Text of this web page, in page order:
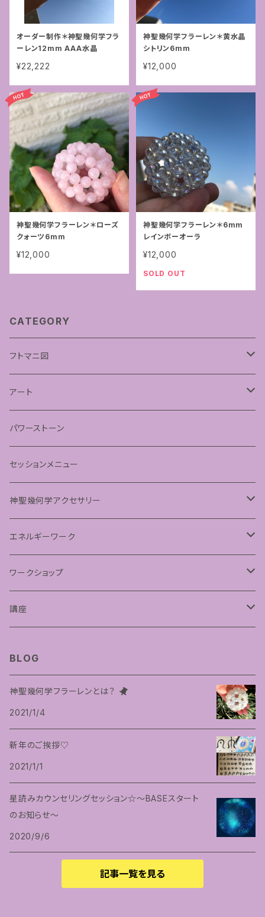
オーダー制作＊神聖幾何学フラ
ーレン12mm AAA水晶
¥22,222
神聖幾何学フラーレン＊黄水晶
シトリン6mm
¥12,000
神聖幾何学フラーレン＊ローズ
クォーツ6mm
¥12,000
神聖幾何学フラーレン＊6mm
レインボーオーラ
¥12,000
SOLD OUT
CATEGORY
フトマニ図
あわうた
アート
神聖幾何学フラワーオブライフ
神聖幾何学シードオブライフ
パステルマンダラアート
パワーストーン
セッションメニュー
神聖幾何学アクセサリー
ペンダント
エネルギーワーク
フラーレンプロテクション
ワークショップ
神聖幾何学フラーレン
講座
BLOG
神聖幾何学フラーレンとは？
2021/1/4
新年のご挨拶♡
2021/1/1
星読みカウンセリングセッション☆〜BASEスタート
のお知らせ〜
2020/9/6
記事一覧を見る